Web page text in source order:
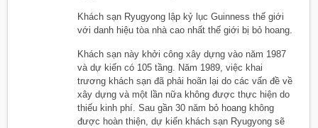
Khách sạn Ryugyong lập kỷ lục Guinness thế giới
với danh hiệu tòa nhà cao nhất thế giới bị bỏ hoang.
Khách sạn này khởi công xây dựng vào năm 1987
và dự kiến có 105 tầng. Năm 1989, việc khai
trương khách sạn đã phải hoãn lại do các vấn đề về
xây dựng và một lần nữa không được thực hiện do
thiếu kinh phí. Sau gần 30 năm bỏ hoang không
được hoàn thiện, dự kiến khách sạn Ryugyong sẽ